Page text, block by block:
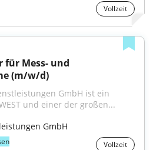
Vollzeit
(m/w/d)
GmbH ist ein
und einer der großen...
GmbH
Vollzeit